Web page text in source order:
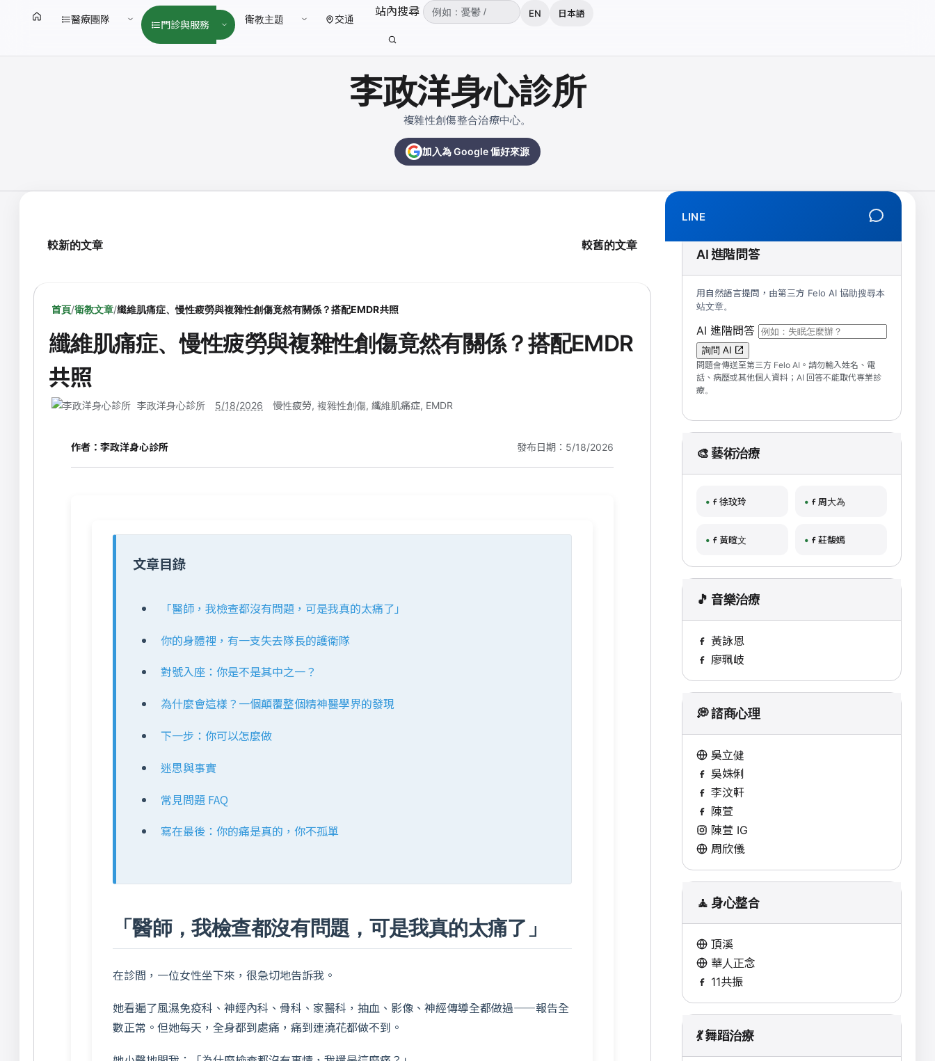
醫療團隊 門診與服務 衛教主題 交通
站內搜尋 （可輸入：憂鬱、焦慮、失眠、ADHD、雙相、拒學、創傷、解離、EMDR、TMS、NIRS、預約）
EN 日本語
李政洋身心診所
複雜性創傷整合治療中心。
加入為 Google 偏好來源
較新的文章 較舊的文章
首頁/衛教文章/纖維肌痛症、慢性疲勞與複雜性創傷竟然有關係？搭配EMDR共照
纖維肌痛症、慢性疲勞與複雜性創傷竟然有關係？搭配EMDR
共照
李政洋身心診所 5/18/2026 慢性疲勞, 複雜性創傷, 纖維肌痛症, EMDR
作者： 李政洋身心診所 發布日期：5/18/2026
文章目錄
「醫師，我檢查都沒有問題，可是我真的太痛了」
你的身體裡，有一支失去隊長的護衛隊
對號入座：你是不是其中之一？
為什麼會這樣？一個顛覆整個精神醫學界的發現
下一步：你可以怎麼做
迷思與事實
常見問題 FAQ
寫在最後：你的痛是真的，你不孤單
「醫師，我檢查都沒有問題，可是我真的太痛了」
在診間，一位女性坐下來，很急切地告訴我。
她看遍了風濕免疫科、神經內科、骨科、家醫科，抽血、影像、神經傳導全都做過——報告全
數正常。但她每天，全身都到處痛，痛到連澆花都做不到。
LINE
AI 進階問答
用自然語言提問，由第三方 Felo AI 協助搜尋本
站文章。
AI 進階問答 （可輸入自然語言問題；送出後會
詢問 AI
問題會傳送至第三方 Felo AI。請勿輸入姓名、電
話、病歷或其他個人資料；AI 回答不能取代專業診
療。
🎨 藝術治療
徐玟玲 周大為
黃暄文 莊馥嫣
🎵 音樂治療
黃詠恩
廖珮岐
💭 諮商心理
吳立健
吳姝俐
李汶軒
陳萱
陳萱 IG
周欣儀
🧘 身心整合
頂溪
華人正念
11共振
💃 舞蹈治療